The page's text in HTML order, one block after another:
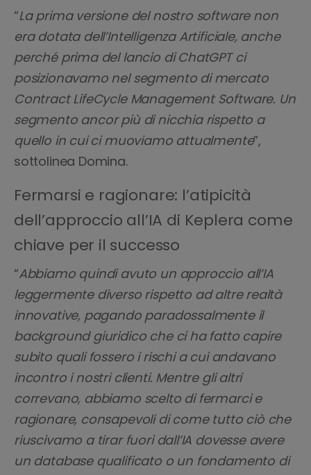
“La prima versione del nostro software non
era dotata dell’Intelligenza Artificiale, anche
perché prima del lancio di ChatGPT ci
posizionavamo nel segmento di mercato
Contract LifeCycle Management Software. Un
segmento ancor più di nicchia rispetto a
quello in cui ci muoviamo attualmente”,
sottolinea Domina.
Fermarsi e ragionare: l’atipicità
dell’approccio all’IA di Keplera come
chiave per il successo
“Abbiamo quindi avuto un approccio all’IA
leggermente diverso rispetto ad altre realtà
innovative, pagando paradossalmente il
background giuridico che ci ha fatto capire
subito quali fossero i rischi a cui andavano
incontro i nostri clienti. Mentre gli altri
correvano, abbiamo scelto di fermarci e
ragionare, consapevoli di come tutto ciò che
riuscivamo a tirar fuori dall’IA dovesse avere
un database qualificato o un fondamento di